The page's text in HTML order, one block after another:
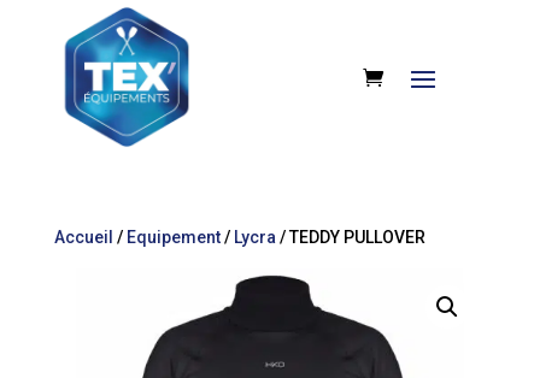
Accueil / Equipement/ Lycra / TEDDY PULLOVER